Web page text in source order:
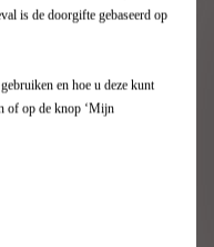
& Hybride
brandstofverbruik,
is de doorgifte gebaseerd op
en hoe u deze kunt
of op de knop ‘Mijn